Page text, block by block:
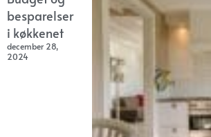
besparelser
i køkkenet
december 28,
2024